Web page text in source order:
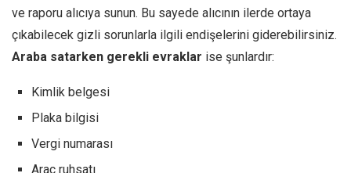
ve raporu alıcıya sunun. Bu sayede alıcının ilerde ortaya
çıkabilecek gizli sorunlarla ilgili endişelerini giderebilirsiniz.
Araba satarken gerekli evraklar ise şunlardır:
Kimlik belgesi
Plaka bilgisi
Vergi numarası
Araç ruhsatı